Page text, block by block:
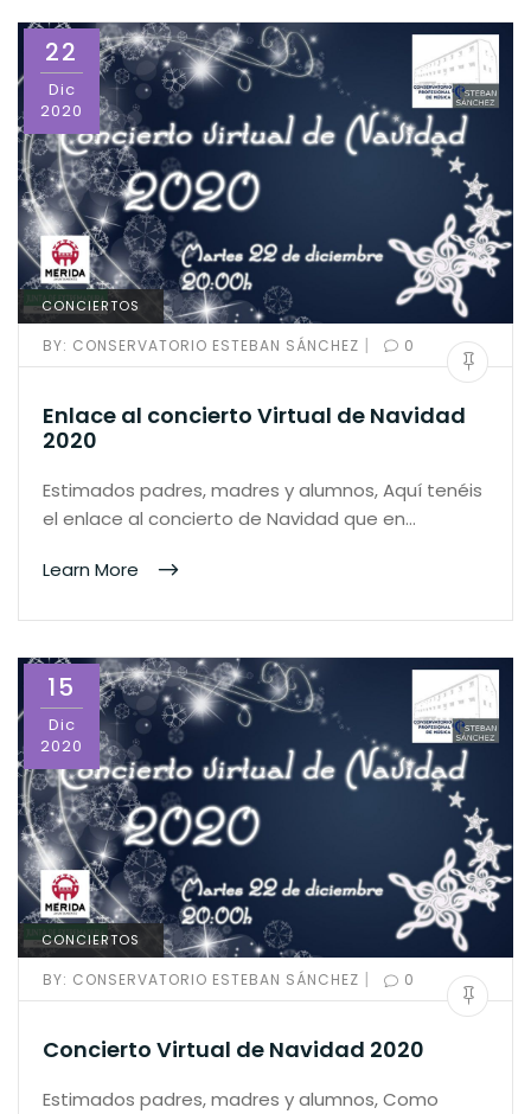
22
Dic
2020
CONCIERTOS
BY: CONSERVATORIO ESTEBAN SÁNCHEZ | 0
Enlace al concierto Virtual de Navidad
2020
Estimados padres, madres y alumnos, Aquí tenéis
el enlace al concierto de Navidad que en…
Learn More
15
Dic
2020
CONCIERTOS
BY: CONSERVATORIO ESTEBAN SÁNCHEZ | 0
Concierto Virtual de Navidad 2020
Estimados padres, madres y alumnos, Como